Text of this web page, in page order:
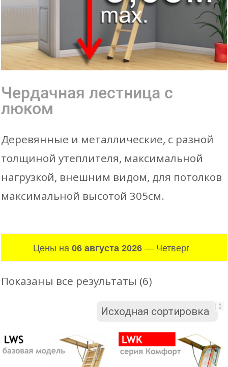
Чердачная лестница с
люком
Деревянные и металлические, с разной
толщиной утеплителя, максимальной
нагрузкой, внешним видом, для потолков
максимальной высотой 305см.
Цены на 06 августа 2026 — Четверг
Показаны все результаты (6)